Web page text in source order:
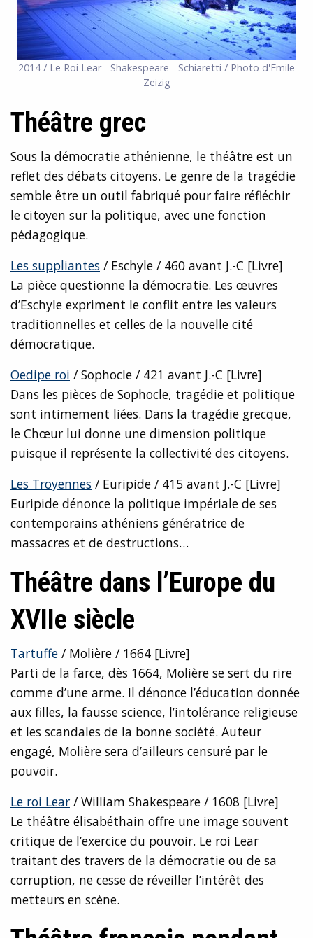
2014 / Le Roi Lear - Shakespeare - Schiaretti / Photo d'Emile
Zeizig
Théâtre grec
Sous la démocratie athénienne, le théâtre est un
reflet des débats citoyens. Le genre de la tragédie
semble être un outil fabriqué pour faire réfléchir
le citoyen sur la politique, avec une fonction
pédagogique.
Les suppliantes / Eschyle / 460 avant J.-C [Livre]
La pièce questionne la démocratie. Les œuvres
d’Eschyle expriment le conflit entre les valeurs
traditionnelles et celles de la nouvelle cité
démocratique.
Oedipe roi / Sophocle / 421 avant J.-C [Livre]
Dans les pièces de Sophocle, tragédie et politique
sont intimement liées. Dans la tragédie grecque,
le Chœur lui donne une dimension politique
puisque il représente la collectivité des citoyens.
Les Troyennes / Euripide / 415 avant J.-C [Livre]
Euripide dénonce la politique impériale de ses
contemporains athéniens génératrice de
massacres et de destructions…
Théâtre dans l’Europe du
XVIIe siècle
Tartuffe / Molière / 1664 [Livre]
Parti de la farce, dès 1664, Molière se sert du rire
comme d’une arme. Il dénonce l’éducation donnée
aux filles, la fausse science, l’intolérance religieuse
et les scandales de la bonne société. Auteur
engagé, Molière sera d’ailleurs censuré par le
pouvoir.
Le roi Lear / William Shakespeare / 1608 [Livre]
Le théâtre élisabéthain offre une image souvent
critique de l’exercice du pouvoir. Le roi Lear
traitant des travers de la démocratie ou de sa
corruption, ne cesse de réveiller l’intérêt des
metteurs en scène.